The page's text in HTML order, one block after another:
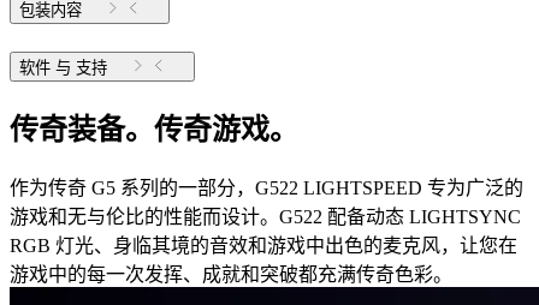
包装内容
软件 与 支持
传奇装备。传奇游戏。
作为传奇 G5 系列的一部分，G522 LIGHTSPEED 专为广泛的
游戏和无与伦比的性能而设计。G522 配备动态 LIGHTSYNC
RGB 灯光、身临其境的音效和游戏中出色的麦克风，让您在
游戏中的每一次发挥、成就和突破都充满传奇色彩。